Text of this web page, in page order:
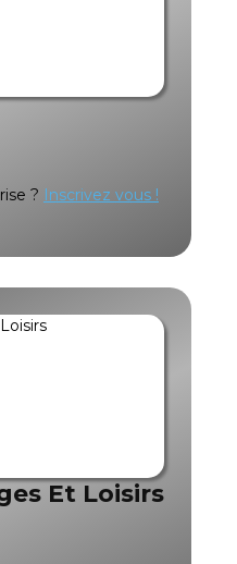
? Inscrivez vous !
Et Loisirs